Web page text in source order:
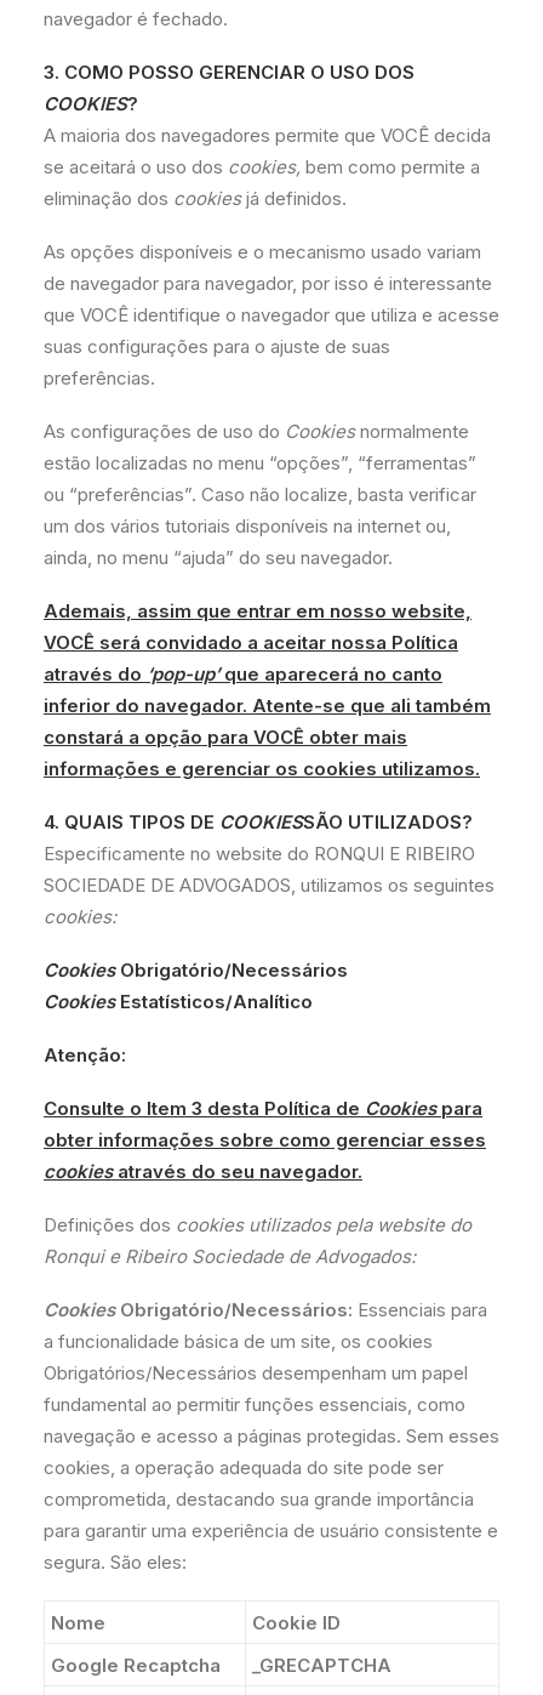
navegador é fechado.
3. COMO POSSO GERENCIAR O USO DOS
COOKIES?
A maioria dos navegadores permite que VOCÊ decida
se aceitará o uso dos cookies, bem como permite a
eliminação dos cookiesjá definidos.
As opções disponíveis e o mecanismo usado variam
de navegador para navegador, por isso é interessante
que VOCÊ identifique o navegador que utiliza e acesse
suas configurações para o ajuste de suas
preferências.
As configurações de uso do Cookiesnormalmente
estão localizadas no menu “opções”, “ferramentas”
ou “preferências”. Caso não localize, basta verificar
um dos vários tutoriais disponíveis na internet ou,
ainda, no menu “ajuda” do seu navegador.
Ademais, assim que entrar em nosso website,
VOCÊ será convidado a aceitar nossa Política
através do ‘pop-up’que aparecerá no canto
inferior do navegador. Atente-se que ali também
constará a opção para VOCÊ obter mais
informações e gerenciar os cookies utilizamos.
4. QUAIS TIPOS DE COOKIESSÃO UTILIZADOS?
Especificamente no website do RONQUI E RIBEIRO
SOCIEDADE DE ADVOGADOS, utilizamos os seguintes
cookies:
CookiesObrigatório/Necessários
CookiesEstatísticos/Analítico
Atenção:
Consulte o Item 3 desta Política de Cookiespara
obter informações sobre como gerenciar esses
cookiesatravés do seu navegador.
Definições dos cookies utilizados pela website do
Ronqui e Ribeiro Sociedade de Advogados:
CookiesObrigatório/Necessários: Essenciais para
a funcionalidade básica de um site, os cookies
Obrigatórios/Necessários desempenham um papel
fundamental ao permitir funções essenciais, como
navegação e acesso a páginas protegidas. Sem esses
cookies, a operação adequada do site pode ser
comprometida, destacando sua grande importância
para garantir uma experiência de usuário consistente e
segura. São eles:
Nome
Cookie ID
Google Recaptcha
_GRECAPTCHA